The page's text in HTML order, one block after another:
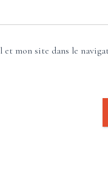
et mon site dans le